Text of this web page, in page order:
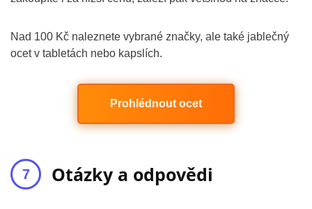
Nad 100 Kč naleznete vybrané značky, ale také jablečný
ocet v tabletách nebo kapslích.
Prohlédnout ocet
Otázky a odpovědi